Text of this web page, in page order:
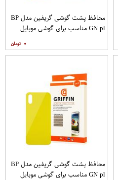
محافظ پشت گوشی گریفین مدل BP
GN pl مناسب برای گوشی موبایل
۰
محافظ پشت گوشی گریفین مدل BP
GN pl مناسب برای گوشی موبایل